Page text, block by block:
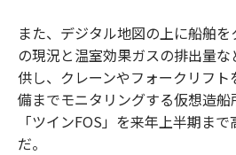
また、デジタル地図の上に船舶
の現況と温室効果ガスの排出量
供し、クレーンやフォークリフ
備までモニタリングする仮想造
「ツインFOS」を来年上半期ま
だ。